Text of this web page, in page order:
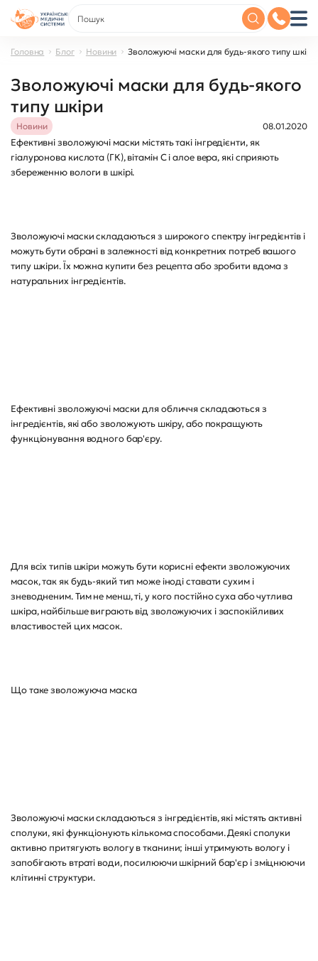
Головна Блог Новини Зволожуючі маски для будь-якого типу шкіри
Зволожуючі маски для будь-якого
типу шкіри
Новини 08.01.2020
Ефективні зволожуючі маски містять такі інгредієнти, як
гіалуронова кислота (ГК), вітамін С і алое вера, які сприяють
збереженню вологи в шкірі.
Зволожуючі маски складаються з широкого спектру інгредієнтів і
можуть бути обрані в залежності від конкретних потреб вашого
типу шкіри. Їх можна купити без рецепта або зробити вдома з
натуральних інгредієнтів.
Ефективні зволожуючі маски для обличчя складаються з
інгредієнтів, які або зволожують шкіру, або покращують
функціонування водного бар'єру.
Для всіх типів шкіри можуть бути корисні ефекти зволожуючих
масок, так як будь-який тип може іноді ставати сухим і
зневодненим. Тим не менш, ті, у кого постійно суха або чутлива
шкіра, найбільше виграють від зволожуючих і заспокійливих
властивостей цих масок.
Що таке зволожуюча маска
Зволожуючі маски складаються з інгредієнтів, які містять активні
сполуки, які функціонують кількома способами. Деякі сполуки
активно притягують вологу в тканини; інші утримують вологу і
запобігають втраті води, посилюючи шкірний бар'єр і зміцнюючи
клітинні структури.